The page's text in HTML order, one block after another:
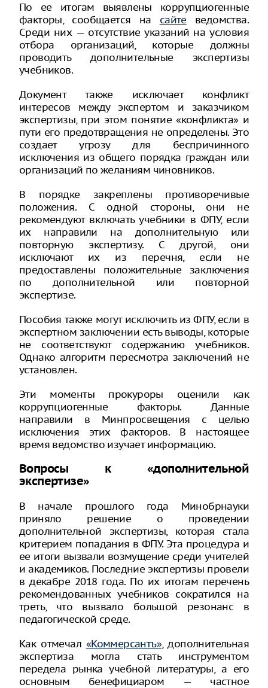
По ее итогам выявлены коррупциогенные
факторы, сообщается на сайте ведомства.
Среди них — отсутствие указаний на условия
отбора организаций, которые должны
проводить дополнительные экспертизы
учебников.
Документ также исключает конфликт
интересов между экспертом и заказчиком
экспертизы, при этом понятие «конфликта» и
пути его предотвращения не определены. Это
создает угрозу для беспричинного
исключения из общего порядка граждан или
организаций по желаниям чиновников.
В порядке закреплены противоречивые
положения. С одной стороны, они не
рекомендуют включать учебники в ФПУ, если
их направили на дополнительную или
повторную экспертизу. С другой, они
исключают их из перечня, если не
предоставлены положительные заключения
по дополнительной или повторной
экспертизе.
Пособия также могут исключить из ФПУ, если в
экспертном заключении есть выводы, которые
не соответствуют содержанию учебников.
Однако алгоритм пересмотра заключений не
установлен.
Эти моменты прокуроры оценили как
коррупциогенные факторы. Данные
направили в Минпросвещения с целью
исключения этих факторов. В настоящее
время ведомство изучает информацию.
Вопросы к «дополнительной
экспертизе»
В начале прошлого года Минобрнауки
приняло решение о проведении
дополнительной экспертизы, которая стала
критерием попадания в ФПУ. Эта процедура и
ее итоги вызвали возмущение среди учителей
и академиков. Последние экспертизы провели
в декабре 2018 года. По их итогам перечень
рекомендованных учебников сократился на
треть, что вызвало большой резонанс в
педагогической среде.
Как отмечал «Коммерсантъ», дополнительная
экспертиза могла стать инструментом
передела рынка учебной литературы, а его
основным бенефициаром — частное